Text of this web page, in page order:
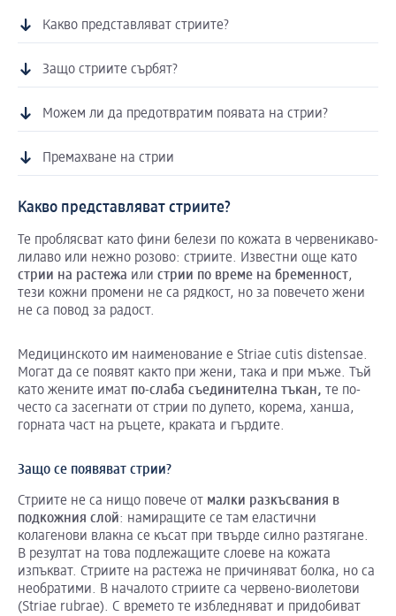
Какво представляват стриите?
Защо стриите сърбят?
Можем ли да предотвратим появата на стрии?
Премахване на стрии
Какво представляват стриите?
Те проблясват като фини белези по кожата в червеникаво-
лилаво или нежно розово: стриите. Известни още като
стрии на растежа или стрии по време на бременност,
тези кожни промени не са рядкост, но за повечето жени
не са повод за радост.
Медицинското им наименование е Striae cutis distensae.
Могат да се появят както при жени, така и при мъже. Тъй
като жените имат по-слаба съединителна тъкан, те по-
често са засегнати от стрии по дупето, корема, ханша,
горната част на ръцете, краката и гърдите.
Защо се появяват стрии?
Стриите не са нищо повече от малки разкъсвания в
подкожния слой: намиращите се там еластични
колагенови влакна се късат при твърде силно разтягане.
В резултат на това подлежащите слоеве на кожата
изпъкват. Стриите на растежа не причиняват болка, но са
необратими. В началото стриите са червено-виолетови
(Striae rubrae). С времето те избледняват и придобиват